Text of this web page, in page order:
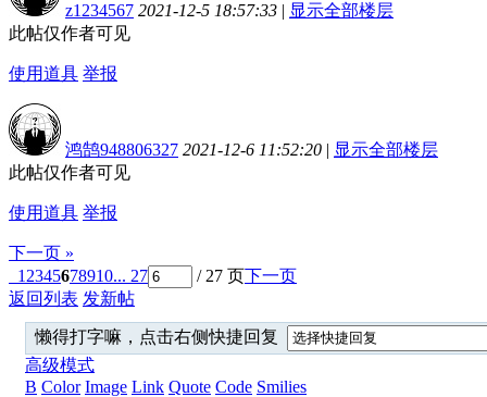
z1234567 2021-12-5 18:57:33 | 显示全部楼层
此帖仅作者可见
使用道具 举报
鸿鹄948806327 2021-12-6 11:52:20 | 显示全部楼层
此帖仅作者可见
使用道具 举报
下一页 »
1 2345678910... 27 / 27 页下一页
返回列表 发新帖
懒得打字嘛，点击右侧快捷回复
高级模式
B Color Image Link Quote Code Smilies